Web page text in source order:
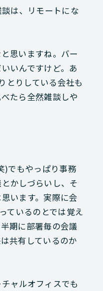
談は、リモートにな
思いますね。バー
いんですけど。あ
とりしている会社も
たら全然雑談しや
)でもやっぱり事務
かしづらいし、そ
います。実際に会
ているのとでは覚え
期に部署毎の会議
共有しているのか
ャルオフィスでも